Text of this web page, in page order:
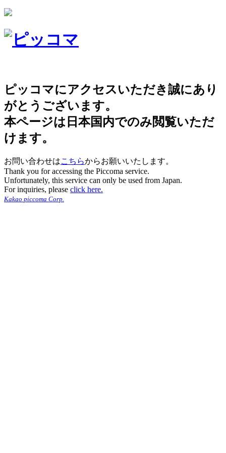
ピッコマにアクセスいただき誠にあり
がとうございます。
本ページは日本国内でのみ閲覧いただ
けます。
お問い合わせはこちらからお願いいたします。
Thank you for accessing the Piccoma service.
Unfortunately, this service can only be used from Japan.
For inquiries, please click here.
Kakao piccoma Corp.